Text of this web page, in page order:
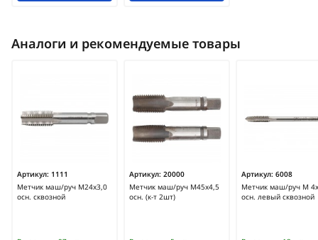
Аналоги и рекомендуемые товары
Артикул: 1111
Метчик маш/руч М24х3,0
осн. сквозной
Артикул: 20000
Метчик маш/руч М45х4,5
осн. (к-т 2шт)
Артикул: 6008
Метчик маш/руч М
осн. левый сквозной